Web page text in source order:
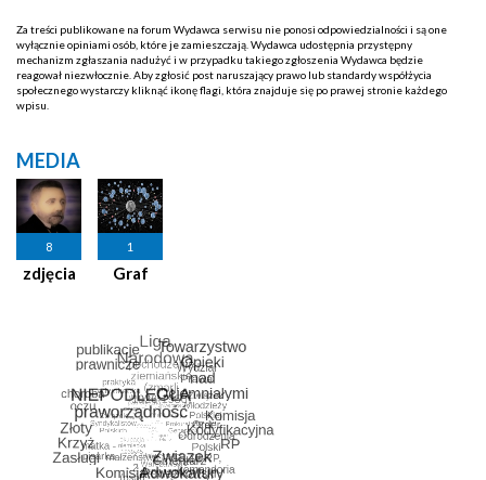
Za treści publikowane na forum Wydawca serwisu nie ponosi odpowiedzialności i są one
wyłącznie opiniami osób, które je zamieszczają. Wydawca udostępnia przystępny
mechanizm zgłaszania nadużyć i w przypadku takiego zgłoszenia Wydawca będzie
reagował niezwłocznie. Aby zgłosić post naruszający prawo lub standardy współżycia
społecznego wystarczy kliknąć ikonę flagi, która znajduje się po prawej stronie każdego
wpisu.
MEDIA
8
zdjęcia
1
Graf